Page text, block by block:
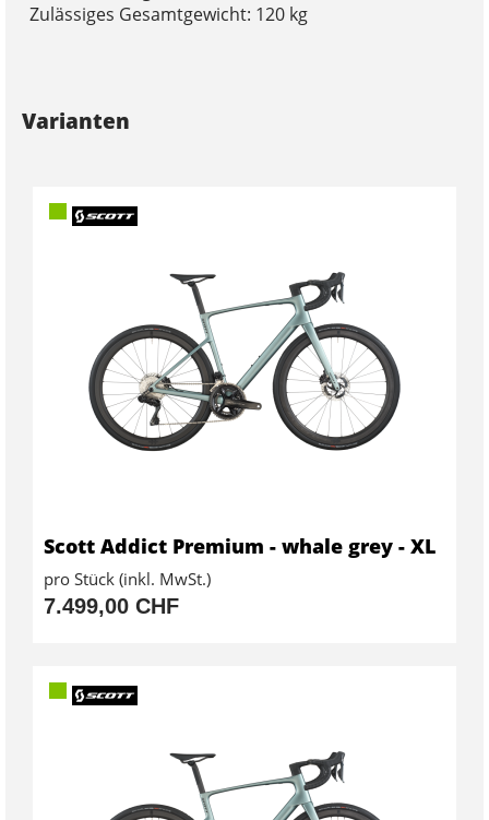
Zulässiges Gesamtgewicht: 120 kg
Varianten
Scott Addict Premium - whale grey - XL
pro Stück (inkl. MwSt.)
7.499,00 CHF